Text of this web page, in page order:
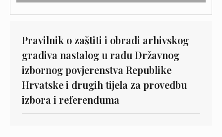
Pravilnik o zaštiti i obradi arhivskog
gradiva nastalog u radu Državnog
izbornog povjerenstva Republike
Hrvatske i drugih tijela za provedbu
izbora i referenduma